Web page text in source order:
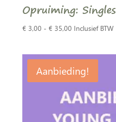
Opruiming: Singles
€ 3,00 - € 35,00Prijsklasse:
€ 35,00
Inclusief BTW
Aanbieding!